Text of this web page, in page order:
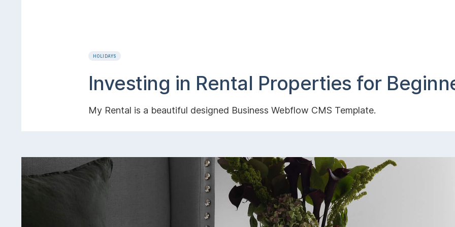
HOLIDAYS
Investing in Rental Properties for
My Rental is a beautiful designed Business Webflow CMS Template.